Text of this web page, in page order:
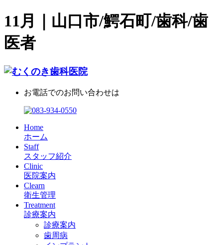
11月｜山口市/鰐石町/歯科/歯
医者
お電話でのお問い合わせは
Home
ホーム
Staff
スタッフ紹介
Clinic
医院案内
Clearn
衛生管理
Treatment
診療案内
診療案内
歯周病